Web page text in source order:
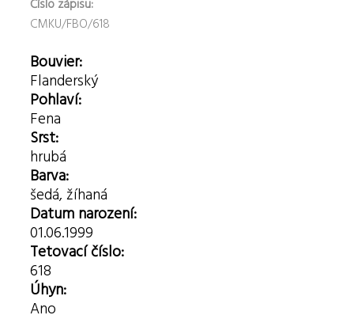
Číslo zápisu:
CMKU/FBO/618
Bouvier:
Flanderský
Pohlaví:
Fena
Srst:
hrubá
Barva:
šedá, žíhaná
Datum narození:
01.06.1999
Tetovací číslo:
618
Úhyn:
Ano